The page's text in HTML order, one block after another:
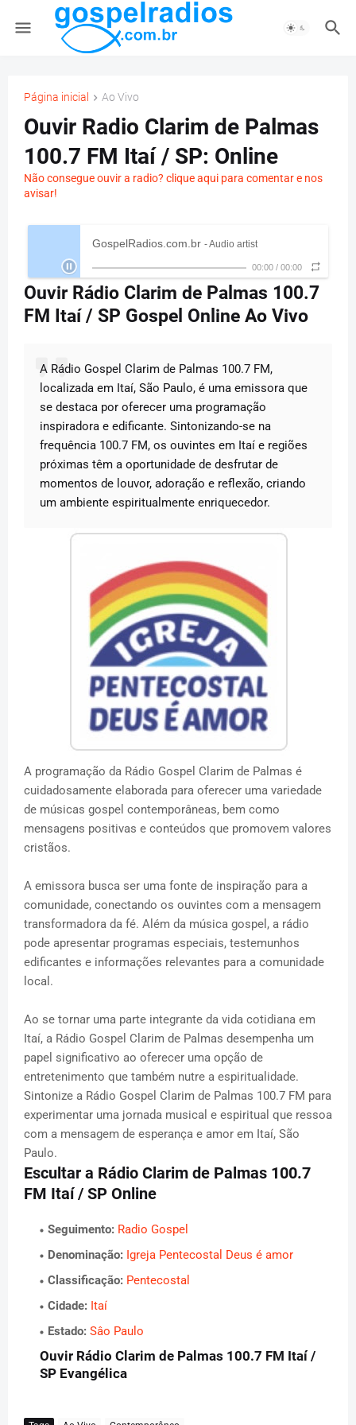
Página inicial Ao Vivo
Ouvir Radio Clarim de Palmas
100.7 FM Itaí / SP: Online
Não consegue ouvir a radio? clique aqui para comentar e nos
avisar!
GospelRadios.com.br - Audio artist
00:00 / 00:00
Ouvir Rádio Clarim de Palmas 100.7
FM Itaí / SP Gospel Online Ao Vivo
A Rádio Gospel Clarim de Palmas 100.7 FM,
localizada em Itaí, São Paulo, é uma emissora que
se destaca por oferecer uma programação
inspiradora e edificante. Sintonizando-se na
frequência 100.7 FM, os ouvintes em Itaí e regiões
próximas têm a oportunidade de desfrutar de
momentos de louvor, adoração e reflexão, criando
um ambiente espiritualmente enriquecedor.
A programação da Rádio Gospel Clarim de Palmas é
cuidadosamente elaborada para oferecer uma variedade
de músicas gospel contemporâneas, bem como
mensagens positivas e conteúdos que promovem valores
cristãos.
A emissora busca ser uma fonte de inspiração para a
comunidade, conectando os ouvintes com a mensagem
transformadora da fé. Além da música gospel, a rádio
pode apresentar programas especiais, testemunhos
edificantes e informações relevantes para a comunidade
local.
Ao se tornar uma parte integrante da vida cotidiana em
Itaí, a Rádio Gospel Clarim de Palmas desempenha um
papel significativo ao oferecer uma opção de
entretenimento que também nutre a espiritualidade.
Sintonize a Rádio Gospel Clarim de Palmas 100.7 FM para
experimentar uma jornada musical e espiritual que ressoa
com a mensagem de esperança e amor em Itaí, São
Paulo.
Escultar a Rádio Clarim de Palmas 100.7
FM Itaí / SP Online
Seguimento: Radio Gospel
Denominação: Igreja Pentecostal Deus é amor
Classificação: Pentecostal
Cidade: Itaí
Estado: Sâo Paulo
Ouvir Rádio Clarim de Palmas 100.7 FM Itaí /
SP Evangélica